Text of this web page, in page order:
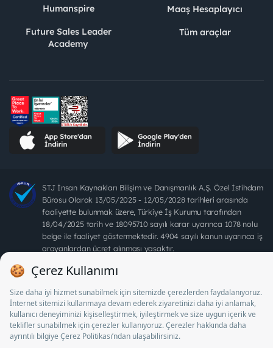
Humanspire
Future Sales Leader
Academy
Maaş Hesaplayıcı
Tüm araçlar
STJ İnsan Kaynakları Bilişim ve Danışmanlık A.Ş. Özel İstihdam
Bürosu Olarak 13/05/2025 - 12/05/2028 tarihleri arasında
faaliyette bulunmak üzere, Türkiye İş Kurumu tarafından
18/04/2025 tarih ve 18095710 sayılı karar uyarınca 1078 nolu
belge ile faaliyet göstermektedir. 4904 sayılı kanun uyarınca iş
arayanlardan ücret alınması yasaktır.